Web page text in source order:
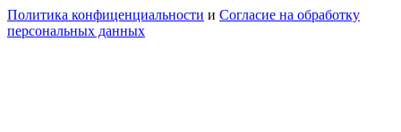
Политика конфиценциальности и Согласие на обработку
персональных данных